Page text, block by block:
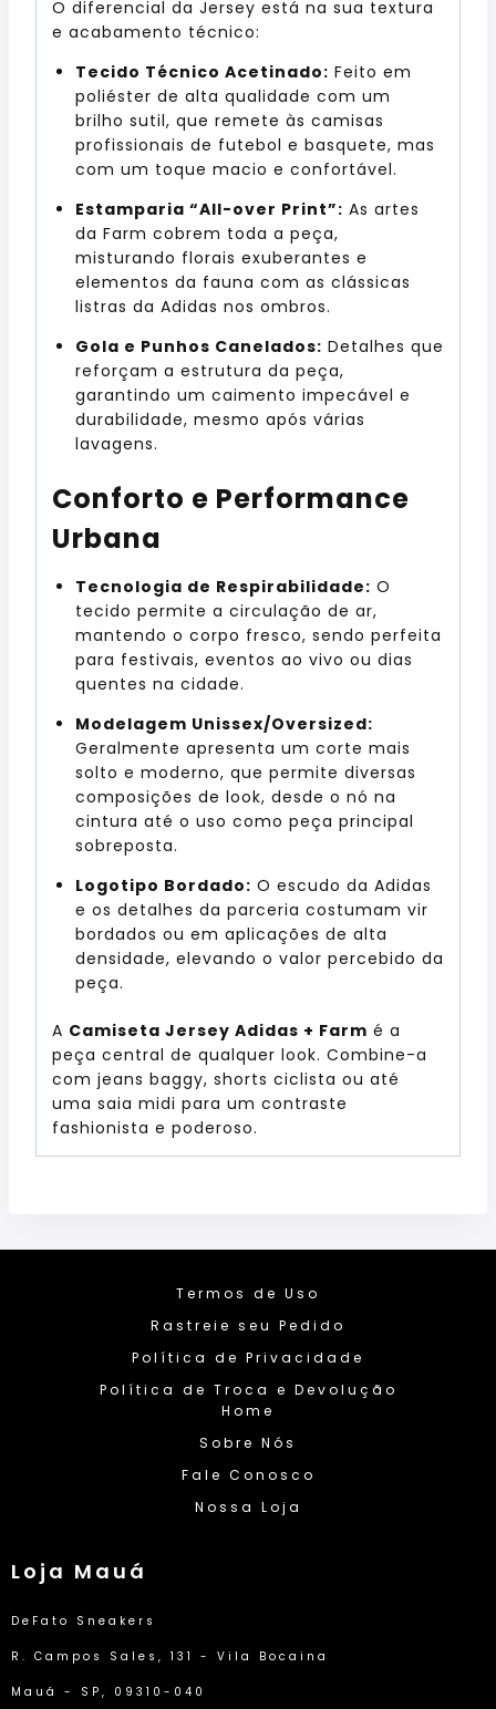
O diferencial da Jersey está na sua textura
e acabamento técnico:
Tecido Técnico Acetinado: Feito em
poliéster de alta qualidade com um
brilho sutil, que remete às camisas
profissionais de futebol e basquete, mas
com um toque macio e confortável.
Estamparia “All-over Print”: As artes
da Farm cobrem toda a peça,
misturando florais exuberantes e
elementos da fauna com as clássicas
listras da Adidas nos ombros.
Gola e Punhos Canelados: Detalhes que
reforçam a estrutura da peça,
garantindo um caimento impecável e
durabilidade, mesmo após várias
lavagens.
Conforto e Performance
Urbana
Tecnologia de Respirabilidade: O
tecido permite a circulação de ar,
mantendo o corpo fresco, sendo perfeita
para festivais, eventos ao vivo ou dias
quentes na cidade.
Modelagem Unissex/Oversized:
Geralmente apresenta um corte mais
solto e moderno, que permite diversas
composições de look, desde o nó na
cintura até o uso como peça principal
sobreposta.
Logotipo Bordado: O escudo da Adidas
e os detalhes da parceria costumam vir
bordados ou em aplicações de alta
densidade, elevando o valor percebido da
peça.
A Camiseta Jersey Adidas + Farm é a
peça central de qualquer look. Combine-a
com jeans baggy, shorts ciclista ou até
uma saia midi para um contraste
fashionista e poderoso.
Termos de Uso
Rastreie seu Pedido
Política de Privacidade
Política de Troca e Devolução
Home
Sobre Nós
Fale Conosco
Nossa Loja
Loja Mauá
DeFato Sneakers
R. Campos Sales, 131 - Vila Bocaina
Mauá - SP, 09310-040